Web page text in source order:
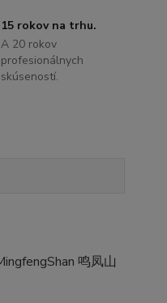
15 rokov na trhu.
A 20 rokov
profesionálnych
skúseností.
鸣凤山